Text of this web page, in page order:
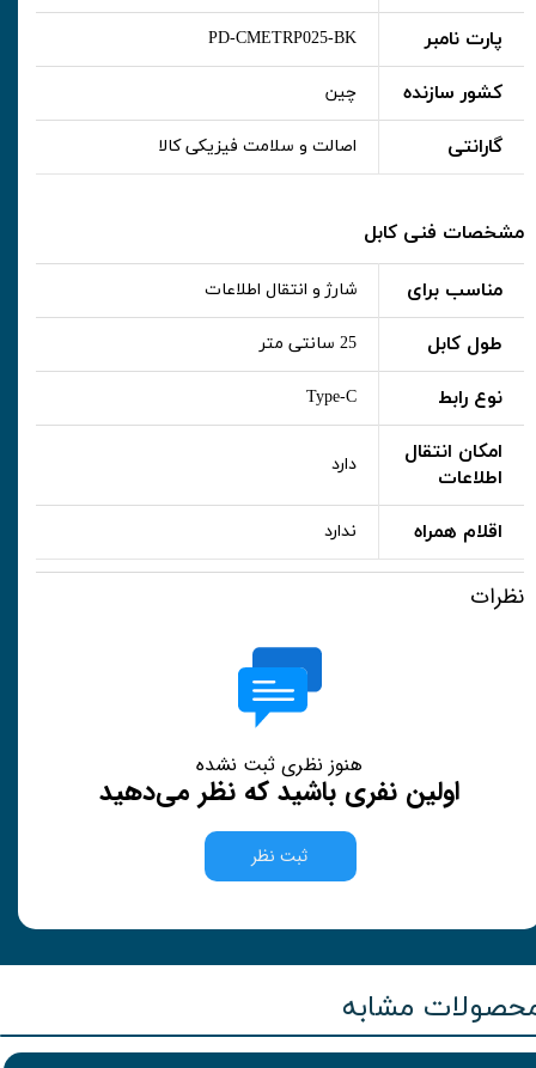
پارت نامبر PD-CMETRP025-BK
کشور سازنده چین
گارانتی اصالت و سلامت فیزیکی کالا
مشخصات فنی کابل
مناسب برای شارژ و انتقال اطلاعات
طول کابل 25 سانتی متر
نوع رابط Type-C
امکان انتقال
اطلاعات
دارد
اقلام همراه ندارد
نظرات
هنوز نظری ثبت نشده
اولین نفری باشید که نظر می‌دهید
ثبت نظر
مشابه